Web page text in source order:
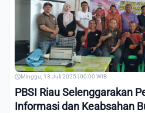
Minggu, 13 Juli 2025 | 00:00 WIB
PBSI Riau Selenggarakan
Informasi dan Keabsahan